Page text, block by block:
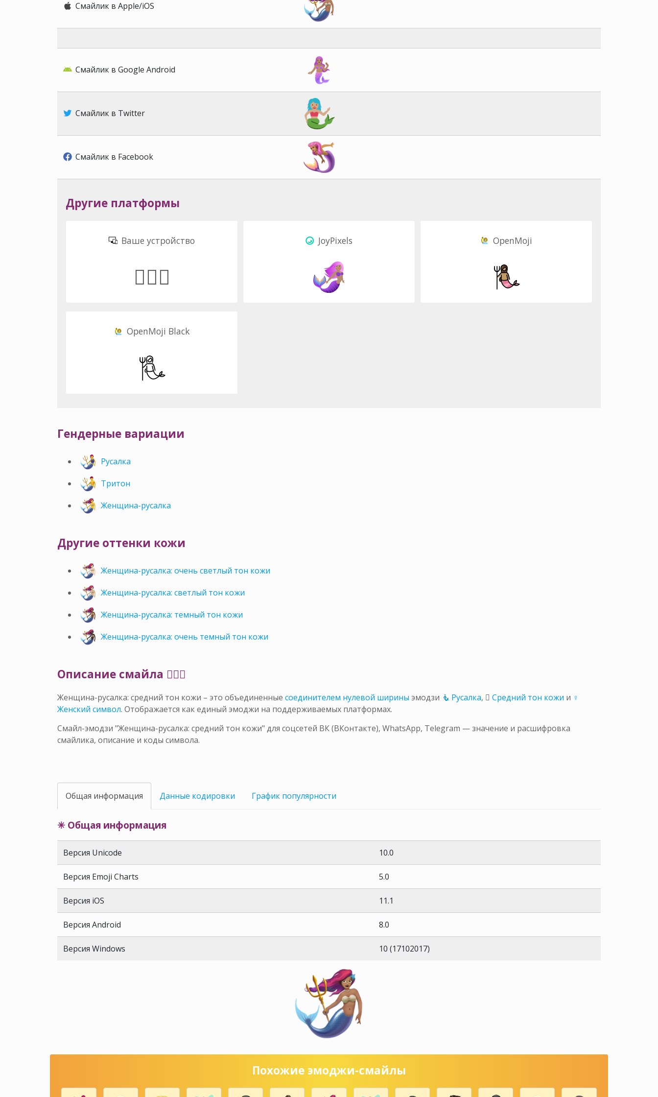
Смайлик в Apple/iOS
Смайлик в Google Android
Смайлик в Twitter
Смайлик в Facebook
Другие платформы
Ваше устройство
🧜🏽‍♀️
JoyPixels OpenMoji
OpenMoji Black
Гендерные вариации
Русалка
Тритон
Женщина-русалка
Другие оттенки кожи
Женщина-русалка: очень светлый тон кожи
Женщина-русалка: светлый тон кожи
Женщина-русалка: темный тон кожи
Женщина-русалка: очень темный тон кожи
Описание смайла 🧜🏽‍♀️
Женщина-русалка: средний тон кожи – это объединенные соединителем нулевой ширины эмодзи 🧜 Русалка, 🏽 Средний тон кожи и ♀
Женский символ. Отображается как единый эмоджи на поддерживаемых платформах.
Смайл-эмодзи "Женщина-русалка: средний тон кожи" для соцсетей ВК (ВКонтакте), WhatsApp, Telegram — значение и расшифровка
смайлика, описание и коды символа.
Общая информация Данные кодировки График популярности
✳ Общая информация
Версия Unicode 10.0
Версия Emoji Charts 5.0
Версия iOS 11.1
Версия Android 8.0
Версия Windows 10 (17102017)
Похожие эмоджи-смайлы